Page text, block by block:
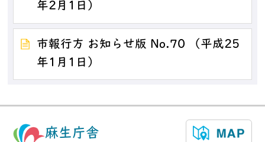
年2月1日）
市報行方 お知らせ版 No.70 （平成25
年1月1日）
麻生庁舎